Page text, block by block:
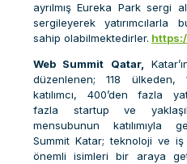
ayrılmış Eureka Park sergi
sergileyerek yatırımcılarla
sahip olabilmektedirler.
Web Summit Qatar,
düzenlenen; 118 ülkeden,
katılımcı, 400’den fazla
fazla startup ve
mensubunun katılımıyla
Summit Katar; teknoloji ve iş
önemli isimleri bir araya